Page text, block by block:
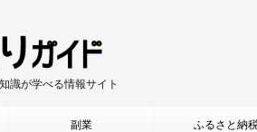
識が学べる情報サイト
副業 ふるさと納税